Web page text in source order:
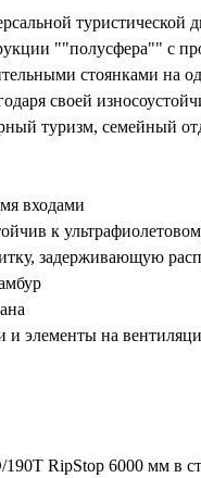
туристической
""полусфера"" с
стоянками на
своей
туризм, семейный
входами
к
задерживающую
и элементы на
RipStop 6000 мм в ст